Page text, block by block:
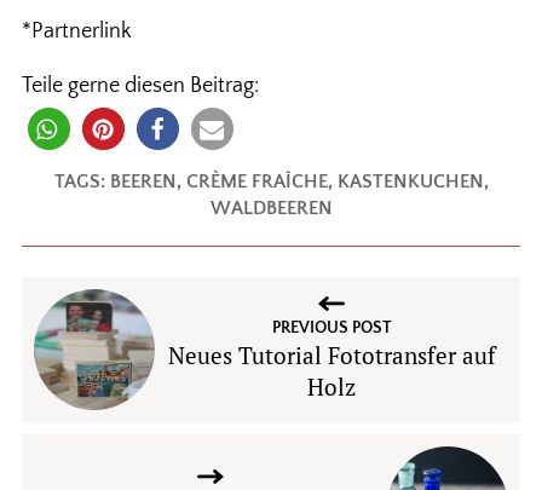
*Partnerlink
Teile gerne diesen Beitrag:
TAGS: BEEREN, CRÈME FRAÎCHE, KASTENKUCHEN,
WALDBEEREN
PREVIOUS POST
Neues Tutorial Fototransfer auf
Holz